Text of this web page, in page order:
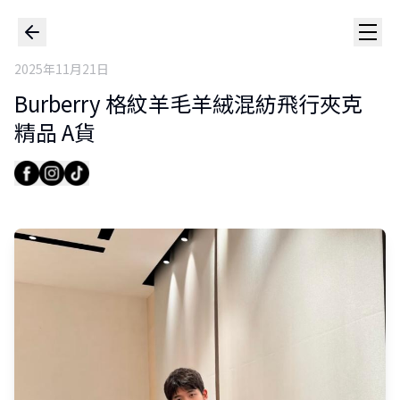
2025年11月21日
Burberry 格紋羊毛羊絨混紡飛行夾克
精品 A貨